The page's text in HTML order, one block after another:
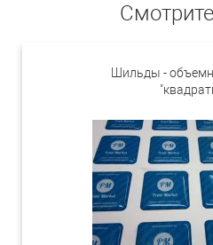
Шильды -